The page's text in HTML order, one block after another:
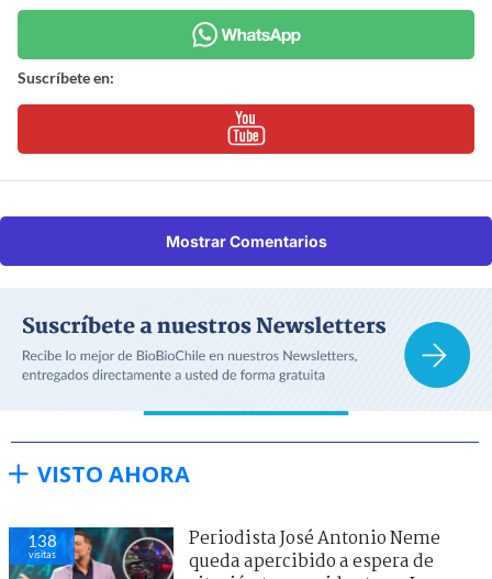
Suscríbete en:
Mostrar Comentarios
VISTO AHORA
138
visitas
Periodista José Antonio Neme
queda apercibido a espera de